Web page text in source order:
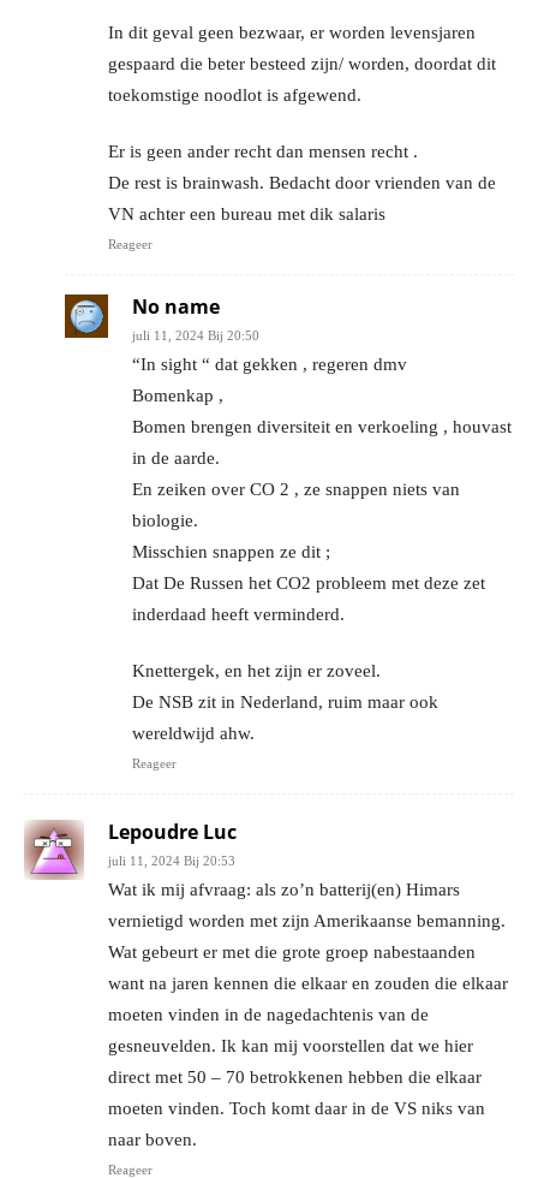
In dit geval geen bezwaar, er worden levensjaren
gespaard die beter besteed zijn/ worden, doordat dit
toekomstige noodlot is afgewend.
Er is geen ander recht dan mensen recht .
De rest is brainwash. Bedacht door vrienden van de
VN achter een bureau met dik salaris
Reageer
No name
juli 11, 2024 Bij 20:50
“In sight “ dat gekken , regeren dmv
Bomenkap ,
Bomen brengen diversiteit en verkoeling , houvast
in de aarde.
En zeiken over CO 2 , ze snappen niets van
biologie.
Misschien snappen ze dit ;
Dat De Russen het CO2 probleem met deze zet
inderdaad heeft verminderd.
Knettergek, en het zijn er zoveel.
De NSB zit in Nederland, ruim maar ook
wereldwijd ahw.
Reageer
Lepoudre Luc
juli 11, 2024 Bij 20:53
Wat ik mij afvraag: als zo’n batterij(en) Himars
vernietigd worden met zijn Amerikaanse bemanning.
Wat gebeurt er met die grote groep nabestaanden
want na jaren kennen die elkaar en zouden die elkaar
moeten vinden in de nagedachtenis van de
gesneuvelden. Ik kan mij voorstellen dat we hier
direct met 50 – 70 betrokkenen hebben die elkaar
moeten vinden. Toch komt daar in de VS niks van
naar boven.
Reageer